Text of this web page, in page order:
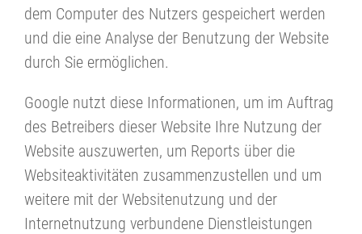
dem Computer des Nutzers gespeichert werden
und die eine Analyse der Benutzung der Website
durch Sie ermöglichen.
Google nutzt diese Informationen, um im Auftrag
des Betreibers dieser Website Ihre Nutzung der
Website auszuwerten, um Reports über die
Websiteaktivitäten zusammenzustellen und um
weitere mit der Websitenutzung und der
Internetnutzung verbundene Dienstleistungen